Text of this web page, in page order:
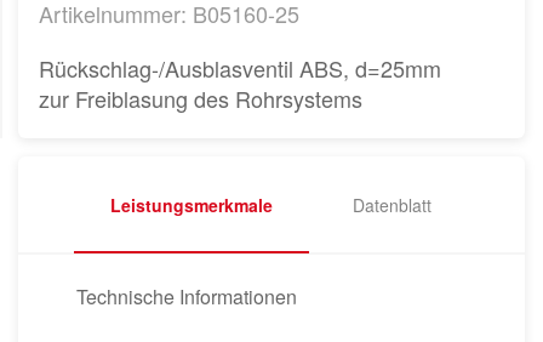
Artikelnummer: B05160-25
Rückschlag-/Ausblasventil ABS, d=25mm
zur Freiblasung des Rohrsystems
Leistungsmerkmale Datenblatt
Technische Informationen